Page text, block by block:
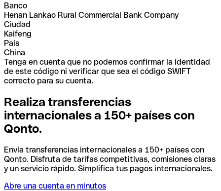
Banco
Henan Lankao Rural Commercial Bank Company
Ciudad
Kaifeng
País
China
Tenga en cuenta que no podemos confirmar la identidad
de este código ni verificar que sea el código SWIFT
correcto para su cuenta.
Realiza transferencias
internacionales a 150+ países con
Qonto.
Envía transferencias internacionales a 150+ países con
Qonto. Disfruta de tarifas competitivas, comisiones claras
y un servicio rápido. Simplifica tus pagos internacionales.
Abre una cuenta en minutos